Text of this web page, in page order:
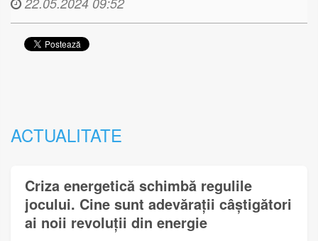
ACTUALITATE
Criza energetică schimbă regulile
jocului. Cine sunt adevărații câștigători
ai noii revoluții din energie